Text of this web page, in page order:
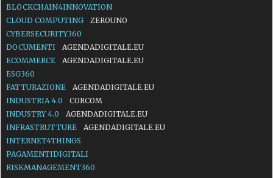
BLOCKCHAIN4INNOVATION
CLOUD COMPUTING
ZEROUNO
CYBERSECURITY360
DOCUMENTI
AGENDADIGITALE.EU
ECOMMERCE
AGENDADIGITALE.EU
ESG360
FATTURAZIONE
AGENDADIGITALE.EU
INDUSTRIA 4.0
CORCOM
INDUSTRY 4.0
AGENDADIGITALE.EU
INFRASTRUTTURE
AGENDADIGITALE.EU
INTERNET4THINGS
PAGAMENTIDIGITALI
RISKMANAGEMENT360